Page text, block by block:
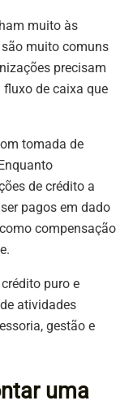
muito às
muito comuns
precisam
fluxo de caixa que
tomada de
de crédito a
pagos em dado
compensação
puro e
atividades
gestão e
uma